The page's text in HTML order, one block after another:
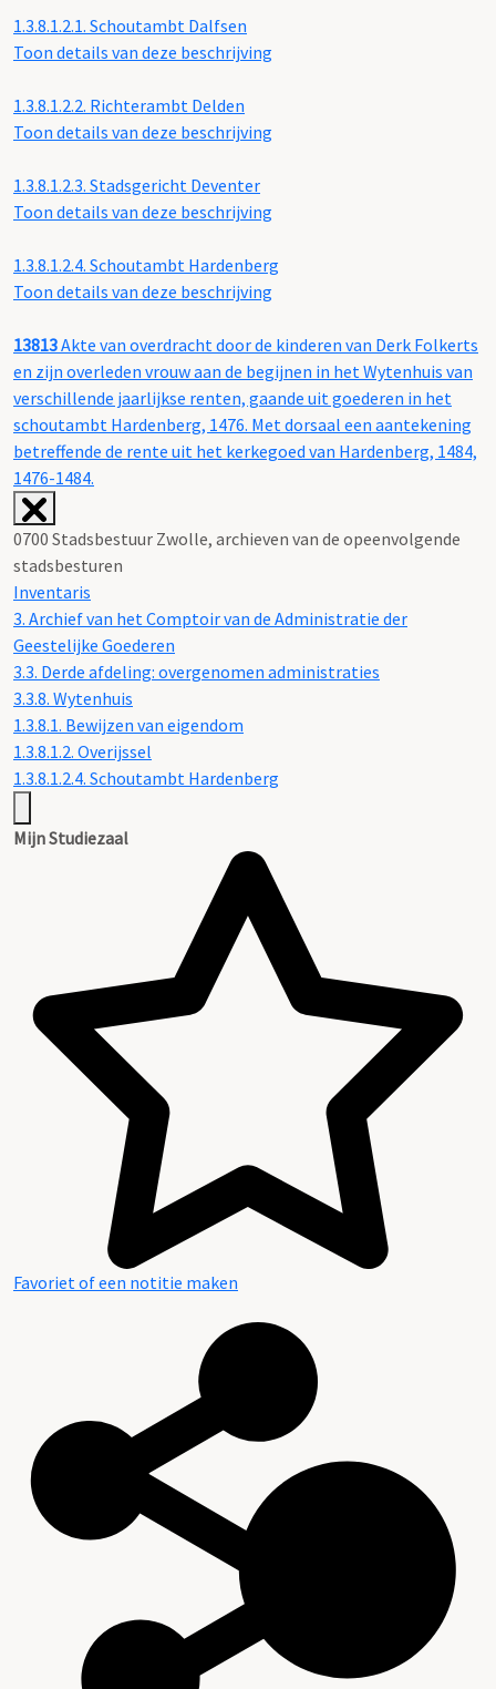
1.3.8.1.2.1. Schoutambt Dalfsen
Toon details van deze beschrijving
1.3.8.1.2.2. Richterambt Delden
Toon details van deze beschrijving
1.3.8.1.2.3. Stadsgericht Deventer
Toon details van deze beschrijving
1.3.8.1.2.4. Schoutambt Hardenberg
Toon details van deze beschrijving
13813Akte van overdracht door de kinderen van Derk Folkerts
en zijn overleden vrouw aan de begijnen in het Wytenhuis van
verschillende jaarlijkse renten, gaande uit goederen in het
schoutambt Hardenberg, 1476. Met dorsaal een aantekening
betreffende de rente uit het kerkegoed van Hardenberg, 1484,
1476-1484.
0700 Stadsbestuur Zwolle, archieven van de opeenvolgende
stadsbesturen
Inventaris
3. Archief van het Comptoir van de Administratie der
Geestelijke Goederen
3.3. Derde afdeling: overgenomen administraties
3.3.8. Wytenhuis
1.3.8.1. Bewijzen van eigendom
1.3.8.1.2. Overijssel
1.3.8.1.2.4. Schoutambt Hardenberg
Mijn Studiezaal
Favoriet of een notitie maken